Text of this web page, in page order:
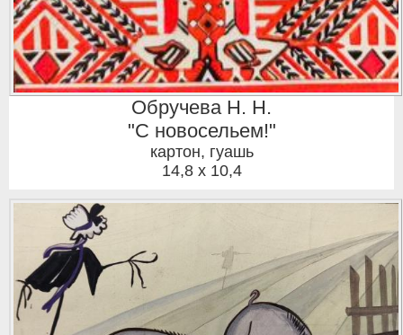
Обручева Н. Н.
"С новосельем!"
картон, гуашь
14,8 x 10,4